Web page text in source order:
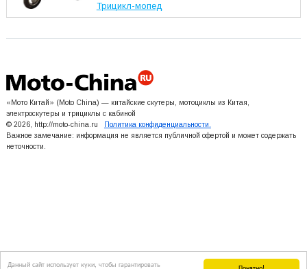
Данный сайт использует куки, чтобы гарантировать
Трицикл-мопед
«Мото Китай» (Moto China) — китайские скутеры, мотоциклы из Китая,
электроскутеры и трициклы с кабиной
© 2026, http://moto-china.ru Политика конфиденциальности.
Важное замечание: информация не является публичной офертой и может содержать
неточности.